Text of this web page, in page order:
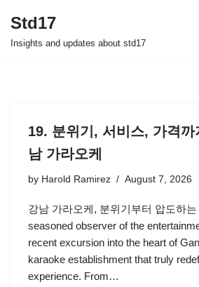
Skip
Std17
Insights and updates about std17
19. 분위기, 서비스, 가격
남 가라오케
by Harold Ramirez August 7, 2026
강남 가라오케, 분위기부터 압도하
seasoned observer of the
recent excursion into the heart of
karaoke establishment that truly
experience. From…